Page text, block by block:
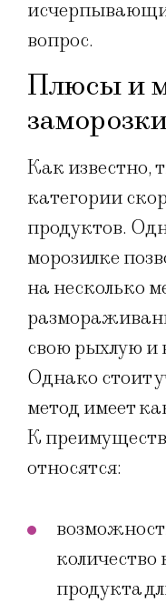
вопрос.
Плюсы и
Как известно,
категории
продуктов.
морозилке
на несколько
свою рыхлую и
Однако стоит
метод имеет
К
относятся:
количество
продукта